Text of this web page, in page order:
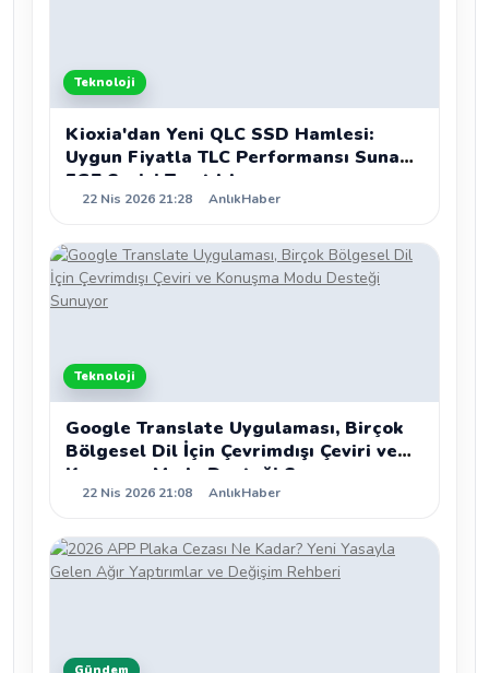
Teknoloji
Kioxia'dan Yeni QLC SSD Hamlesi:
Uygun Fiyatla TLC Performansı Sunan
EG7 Serisi Tanıtıldı
22 Nis 2026 21:28 AnlıkHaber
Teknoloji
Google Translate Uygulaması, Birçok
Bölgesel Dil İçin Çevrimdışı Çeviri ve
Konuşma Modu Desteği Sunuyor
22 Nis 2026 21:08 AnlıkHaber